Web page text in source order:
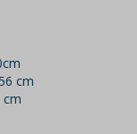
cm
cm